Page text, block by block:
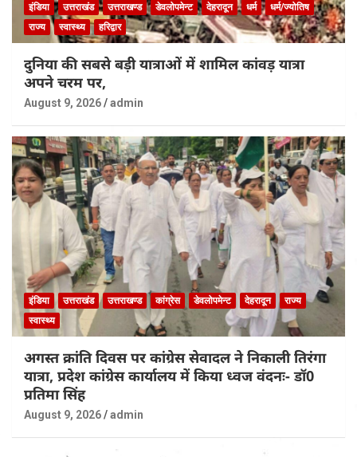
इंडिया उत्तराखंड उत्तराखण्ड डेवलोपमेन्ट देहरादून धर्म
धर्म/ज्योतिष
राज्य
स्वास्थ्य हरिद्वार
दुनिया की सबसे बड़ी यात्राओं में शामिल कांवड़ यात्रा
अपने चरम पर,
August 9, 2026 admin
इंडिया उत्तराखंड उत्तराखण्ड कांग्रेस डेवलोपमेन्ट देहरादून
राज्य
स्वास्थ्य
अगस्त क्रांति दिवस पर कांग्रेस सेवादल ने निकाली तिरंगा
यात्रा, प्रदेश कांग्रेस कार्यालय में किया ध्वज वंदनः- डॉ0
प्रतिमा सिंह
August 9, 2026 admin